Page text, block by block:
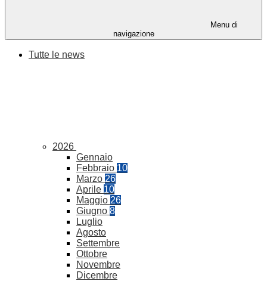
Menu di
navigazione
Tutte le news
2026
Gennaio
Febbraio 10
Marzo 26
Aprile 10
Maggio 26
Giugno 8
Luglio
Agosto
Settembre
Ottobre
Novembre
Dicembre